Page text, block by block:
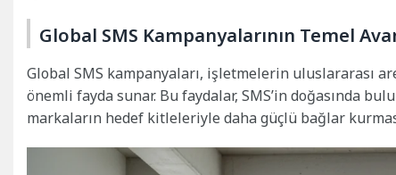
Global SMS Kampanyalarının Temel
Global SMS kampanyaları, işletmelerin uluslararası
önemli fayda sunar. Bu faydalar, SMS’in doğasında
markaların hedef kitleleriyle daha güçlü bağlar